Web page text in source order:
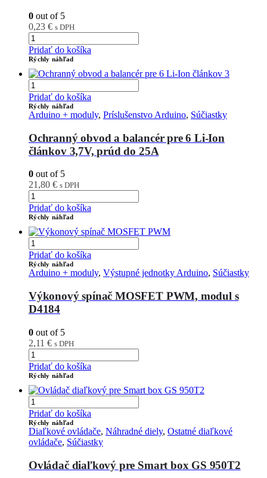
0 out of 5
0,23 € s DPH
Pridať do košíka
Rýchly náhľad
Pridať do košíka
Rýchly náhľad
Arduino + moduly, Príslušenstvo Arduino, Súčiastky
Ochranný obvod a balancér pre 6 Li-Ion
článkov 3,7V, prúd do 25A
0 out of 5
21,80 € s DPH
Pridať do košíka
Rýchly náhľad
Pridať do košíka
Rýchly náhľad
Arduino + moduly, Výstupné jednotky Arduino, Súčiastky
Výkonový spínač MOSFET PWM, modul s
D4184
0 out of 5
2,11 € s DPH
Pridať do košíka
Rýchly náhľad
Pridať do košíka
Rýchly náhľad
Diaľkové ovládače, Náhradné diely, Ostatné diaľkové
ovládače, Súčiastky
Ovládač diaľkový pre Smart box GS 950T2